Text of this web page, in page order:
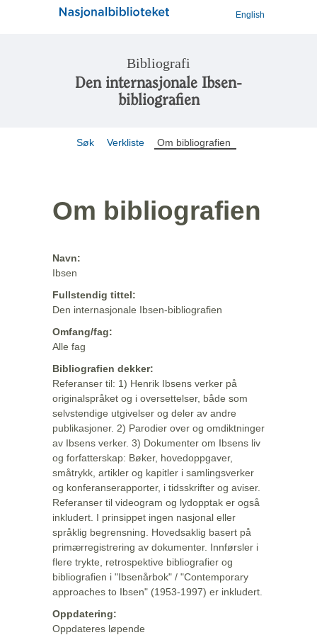
English
Bibliografi
Den internasjonale Ibsen-
bibliografien
Søk Verkliste Om bibliografien
Om bibliografien
Navn:
Ibsen
Fullstendig tittel:
Den internasjonale Ibsen-bibliografien
Omfang/fag:
Alle fag
Bibliografien dekker:
Referanser til: 1) Henrik Ibsens verker på
originalspråket og i oversettelser, både som
selvstendige utgivelser og deler av andre
publikasjoner. 2) Parodier over og omdiktninger
av Ibsens verker. 3) Dokumenter om Ibsens liv
og forfatterskap: Bøker, hovedoppgaver,
småtrykk, artikler og kapitler i samlingsverker
og konferanserapporter, i tidsskrifter og aviser.
Referanser til videogram og lydopptak er også
inkludert. I prinsippet ingen nasjonal eller
språklig begrensning. Hovedsaklig basert på
primærregistrering av dokumenter. Innførsler i
flere trykte, retrospektive bibliografier og
bibliografien i "Ibsenårbok" / "Contemporary
approaches to Ibsen" (1953-1997) er inkludert.
Oppdatering:
Oppdateres løpende